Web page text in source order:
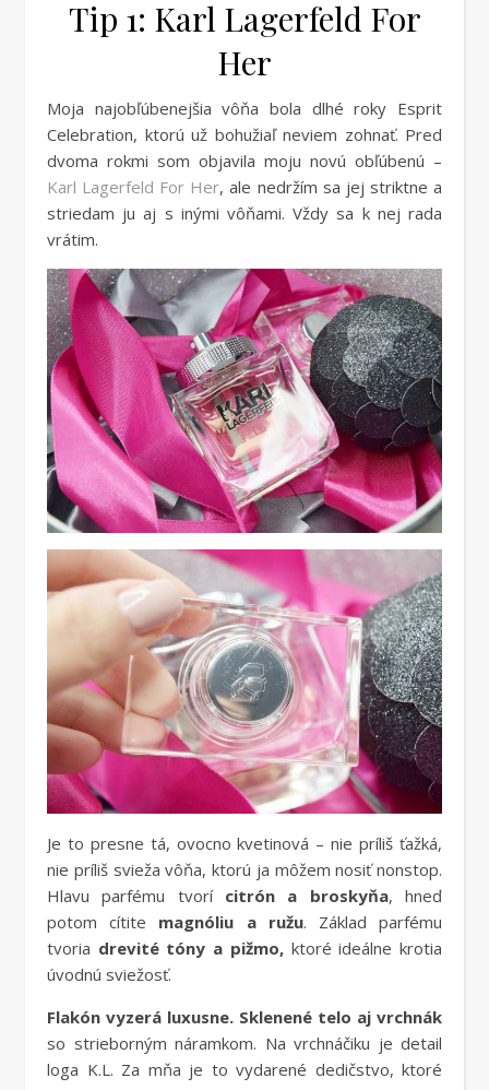
Tip 1: Karl Lagerfeld For
Her
Moja najobľúbenejšia vôňa bola dlhé roky Esprit
Celebration, ktorú už bohužiaľ neviem zohnať. Pred
dvoma rokmi som objavila moju novú obľúbenú –
Karl Lagerfeld For Her, ale nedržím sa jej striktne a
striedam ju aj s inými vôňami. Vždy sa k nej rada
vrátim.
Je to presne tá, ovocno kvetinová – nie príliš ťažká,
nie príliš svieža vôňa, ktorú ja môžem nosiť nonstop.
Hlavu parfému tvorí citrón a broskyňa, hneď
potom cítite magnóliu a ružu. Základ parfému
tvoria drevité tóny a pižmo,ktoré ideálne krotia
úvodnú sviežosť.
Flakón vyzerá luxusne. Sklenené telo aj vrchnák
so strieborným náramkom. Na vrchnáčiku je detail
loga K.L. Za mňa je to vydarené dedičstvo, ktoré